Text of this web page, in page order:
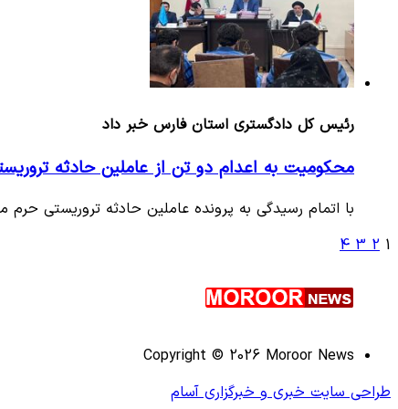
رئیس کل دادگستری استان فارس خبر داد
محکومیت به اعدام دو تن از عاملین حادثه
با اتمام رسیدگی به پرونده عاملین حادثه تروریستی
1
2
3
4
Copyright © 2026 Moroor News
طراحی سایت خبری و خبرگزاری آسام